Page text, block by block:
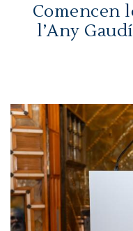
Comencen
l’Any